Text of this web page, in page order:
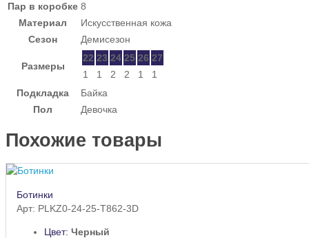
Пар в коробке 8
Материал
Искусственная кожа
Сезон
Демисезон
Размеры
22 23 24 25 26 27
1
1 2 2 1
1
Подкладка
Байка
Пол
Девочка
Похожие товары
Ботинки
Арт: PLKZ0-24-25-T862-3D
Цвет: Черный